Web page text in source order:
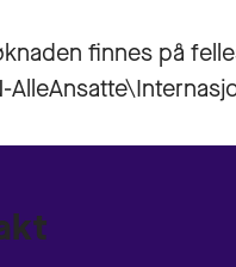
finnes på